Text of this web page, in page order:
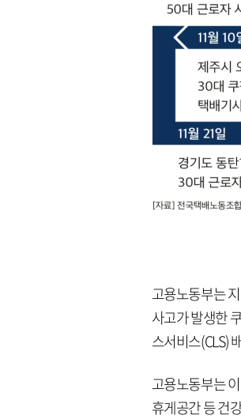
고용노동부는
사고가 발생한
스서비스(CLS)
고용노동부는
휴게공간 등 건